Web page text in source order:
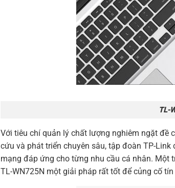
TL-
Với tiêu chí quản lý chất lượng nghiêm ngặt đề
cứu và phát triển chuyên sâu, tập đoàn TP-
mạng đáp ứng cho từng nhu cầu cá nhân. Một
TL-WN725N một giải pháp rất tốt để củng cố